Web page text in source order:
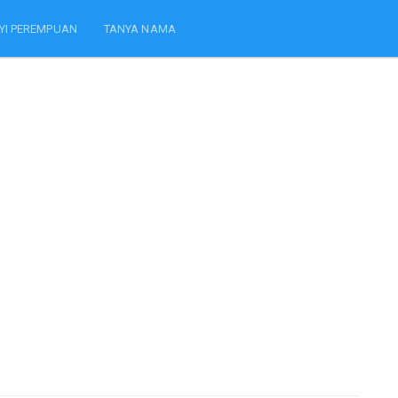
PEREMPUAN TANYA NAMA